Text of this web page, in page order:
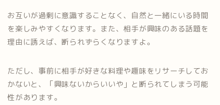
お互いが過剰に意識することなく、自然と一緒にいる時間
を楽しみやすくなります。また、相手が興味のある話題を
理由に誘えば、断られずらくなりますよ。
ただし、事前に相手が好きな料理や趣味をリサーチしてお
かないと、「興味ないからいいや」と断られてしまう可能
性があります。